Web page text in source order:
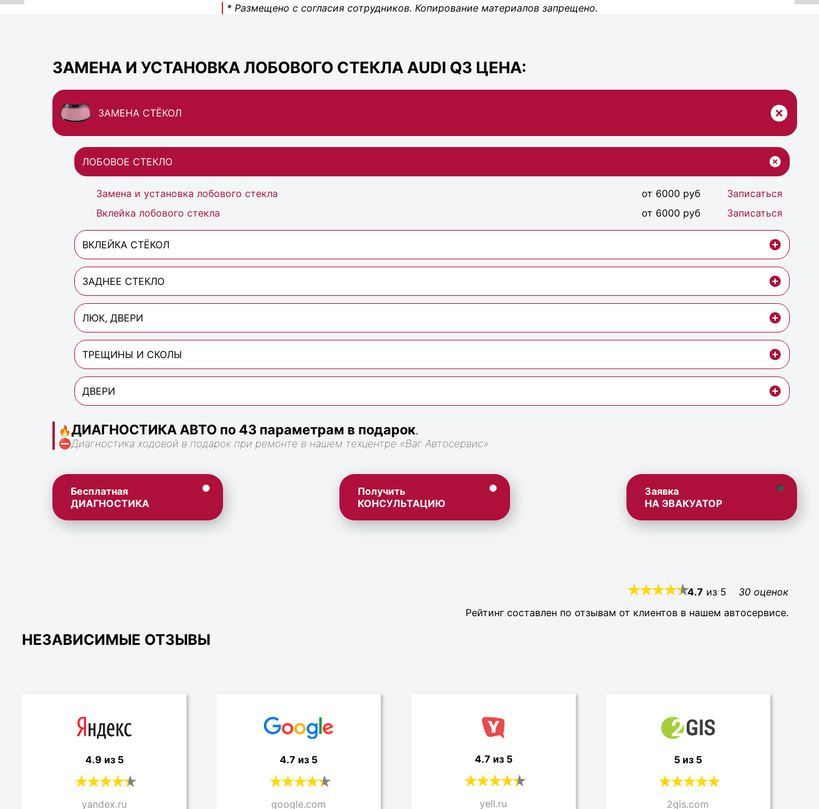
* Размещено с согласия сотрудников. Копирование материалов запрещено.
ЗАМЕНА И УСТАНОВКА ЛОБОВОГО СТЕКЛА AUDI Q3 ЦЕНА:
ЗАМЕНА СТЁКОЛ
ЛОБОВОЕ СТЕКЛО
Замена и установка лобового стекла от 6000 руб
Записаться
Вклейка лобового стекла
от 6000 руб Записаться
ВКЛЕЙКА СТЁКОЛ
ЗАДНЕЕ СТЕКЛО
ЛЮК, ДВЕРИ
ТРЕЩИНЫ И СКОЛЫ
ДВЕРИ
🔥ДИАГНОСТИКА АВТО по 43 параметрам в подарок.
⛔Диагностика ходовой в подарок при ремонте в нашем техцентре «Ваг Автосервис».
Бесплатная
ДИАГНОСТИКА
Получить
КОНСУЛЬТАЦИЮ
Заявка
НА ЭВАКУАТОР
4.7 из 5 30 оценок
Рейтинг составлен по отзывам от клиентов в нашем автосервисе.
НЕЗАВИСИМЫЕ ОТЗЫВЫ
4.9 из 5
yandex.ru
4.7 из 5
google.com
4.7 из 5
yell.ru
5 из 5
2gis.com